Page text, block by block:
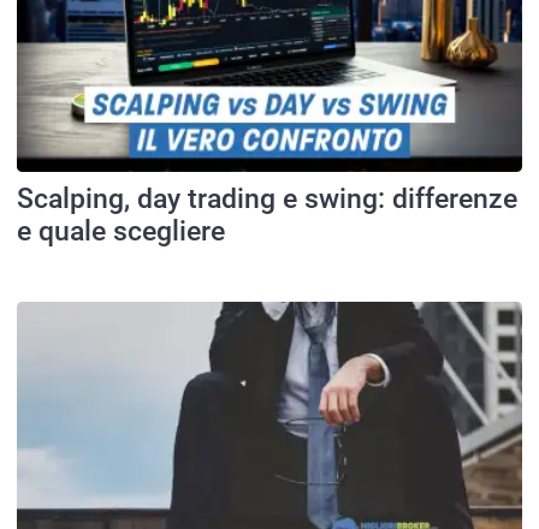
Scalping, day trading e swing: differenze
e quale scegliere